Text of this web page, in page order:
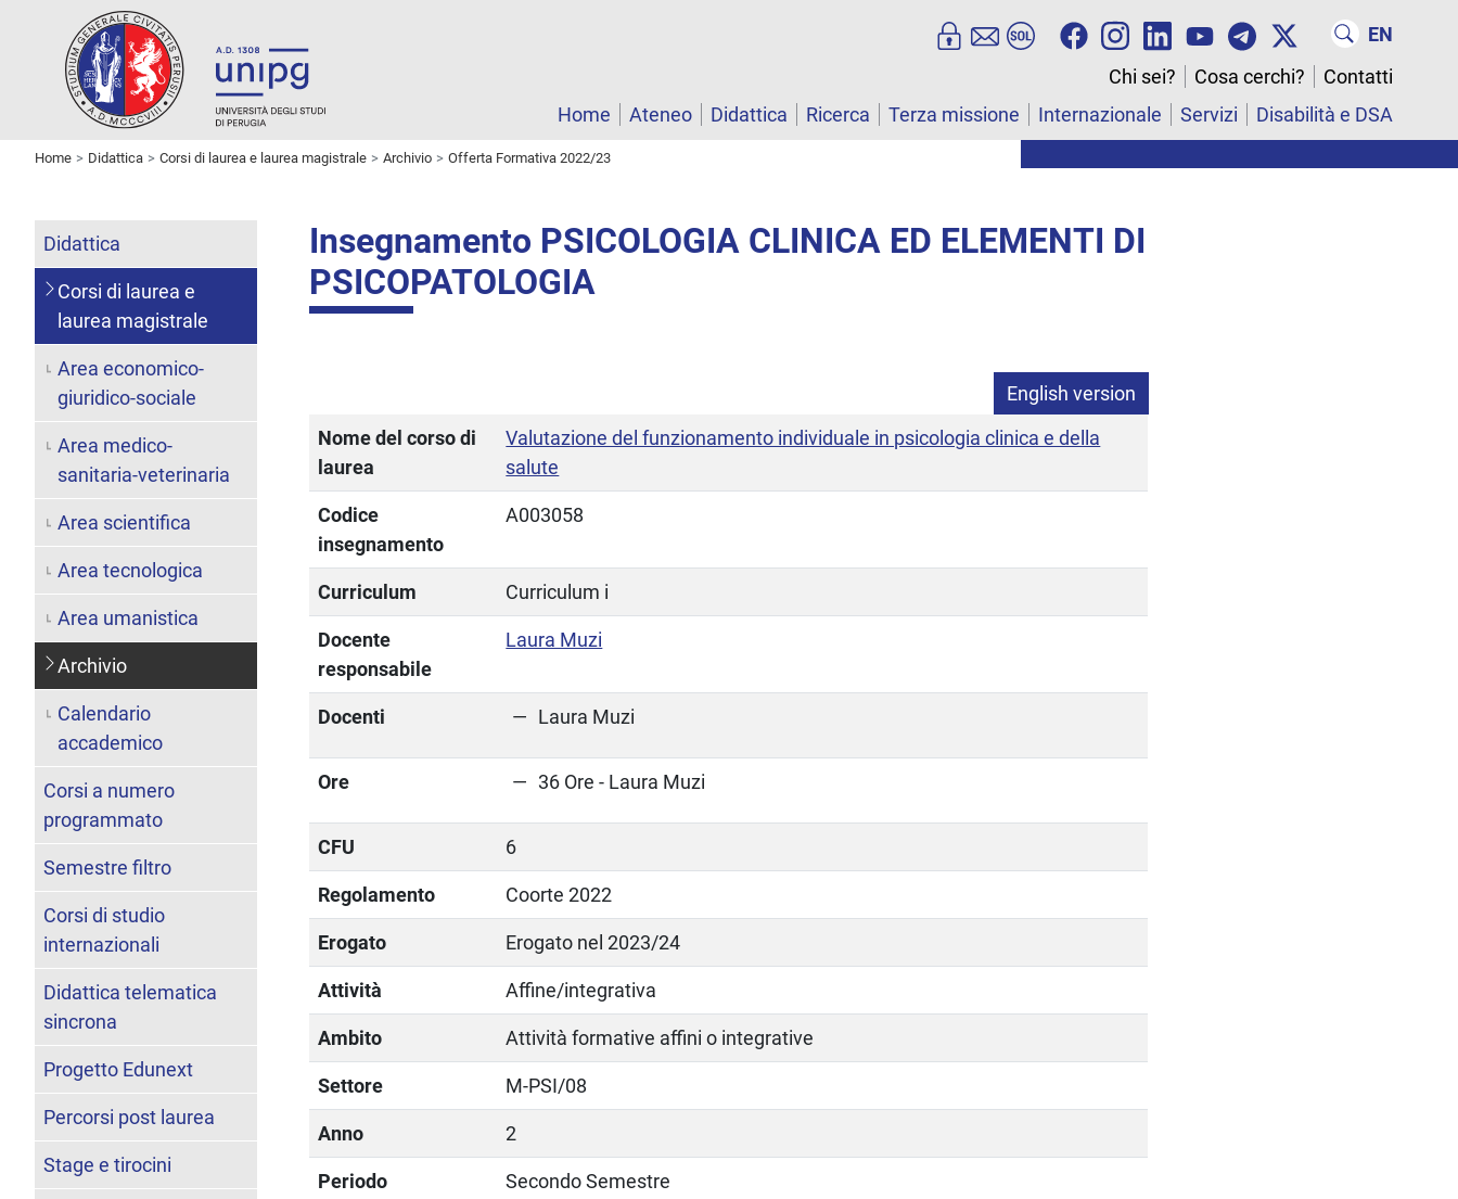
EN
Chi sei?
Cosa cerchi?
Contatti
Home
Ateneo Didattica Ricerca Terza missione Internazionale Servizi Disabilità e DSA
Home Didattica Corsi di laurea e laurea magistrale Archivio Offerta Formativa 2022/23
Insegnamento PSICOLOGIA CLINICA ED ELEMENTI DI
PSICOPATOLOGIA
English version
Nome del corso di
laurea
Valutazione del funzionamento individuale in psicologia clinica e della
salute
Codice
insegnamento
A003058
Curriculum Curriculum i
Docente
responsabile
Laura Muzi
Docenti Laura Muzi
Ore 36 Ore - Laura Muzi
CFU 6
Regolamento Coorte 2022
Erogato Erogato nel 2023/24
Attività Affine/integrativa
Ambito Attività formative affini o integrative
Settore M-PSI/08
Anno 2
Periodo Secondo Semestre
Didattica
Corsi di laurea e
laurea magistrale
Area economico-
giuridico-sociale
Area medico-
sanitaria-veterinaria
Area scientifica
Area tecnologica
Area umanistica
Archivio
Calendario
accademico
Corsi a numero
programmato
Semestre filtro
Corsi di studio
internazionali
Didattica telematica
sincrona
Progetto Edunext
Percorsi post laurea
Stage e tirocini